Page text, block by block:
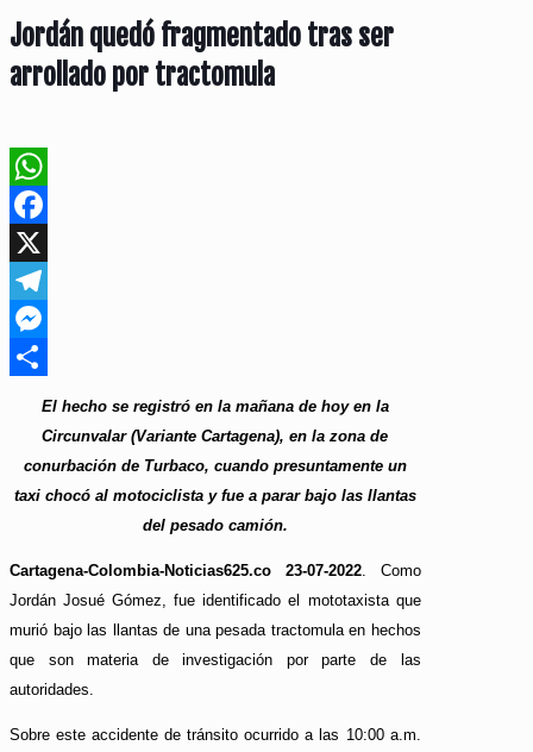
Jordán quedó fragmentado tras ser
arrollado por tractomula
WhatsApp
Facebook
X
Telegram
Messenger
El hecho se registró en la mañana de hoy en la
Circunvalar (Variante Cartagena), en la zona de
conurbación de Turbaco, cuando presuntamente un
taxi chocó al motociclista y fue a parar bajo las llantas
del pesado camión.
Cartagena-Colombia-Noticias625.co 23-07-2022. Como
Jordán Josué Gómez, fue identificado el mototaxista que
murió bajo las llantas de una pesada tractomula en hechos
que son materia de investigación por parte de las
autoridades.
Sobre este accidente de tránsito ocurrido a las 10:00 a.m.